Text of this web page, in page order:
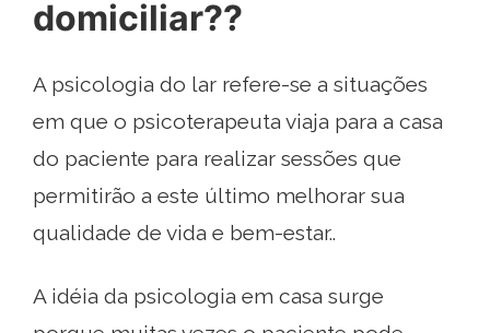
domiciliar??
A psicologia do lar refere-se a situações
em que o psicoterapeuta viaja para a casa
do paciente para realizar sessões que
permitirão a este último melhorar sua
qualidade de vida e bem-estar..
A idéia da psicologia em casa surge